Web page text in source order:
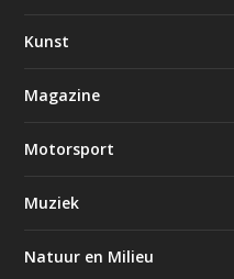
Kunst
Magazine
Motorsport
Muziek
Natuur en Milieu